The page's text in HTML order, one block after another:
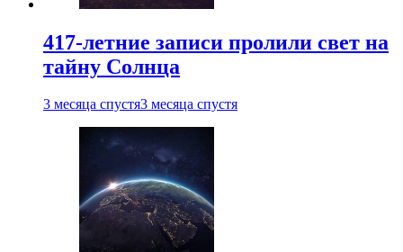
417-летние записи пролили свет на
тайну Солнца
3 месяца спустя3 месяца спустя